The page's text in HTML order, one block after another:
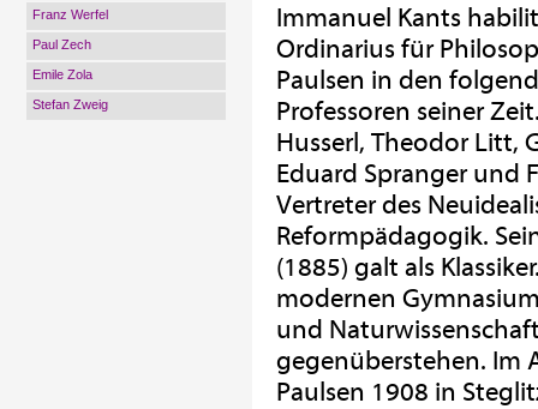
Franz Werfel
Paul Zech
Emile Zola
Stefan Zweig
Immanuel Kants
Ordinarius für
Paulsen in den
Professoren seiner
Husserl, Theodor Litt,
Eduard Spranger und
Vertreter des
Reformpädagogik.
(1885) galt als
modernen
und
gegenüberstehen. Im
Paulsen 1908 in